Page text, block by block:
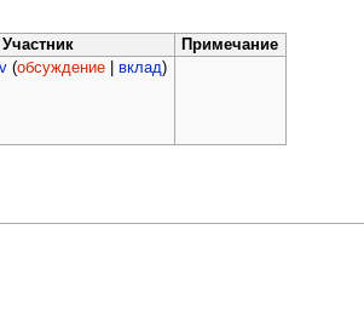
Участник
Примечание
(обсуждение| вклад)